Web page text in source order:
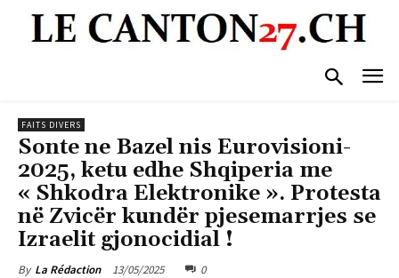
FAITS DIVERS
Sonte ne Bazel nis Eurovisioni-
2025, ketu edhe Shqiperia me
« Shkodra Elektronike ». Protesta
në Zvicër kundër pjesemarrjes se
Izraelit gjonocidial !
By La Rédaction 13/05/2025 0